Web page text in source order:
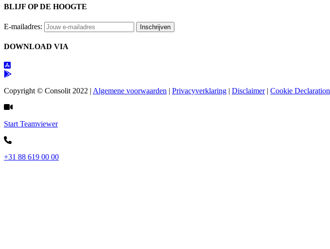
BLIJF OP DE HOOGTE
E-mailadres:
DOWNLOAD VIA
Copyright © Consolit 2022 | Algemene voorwaarden | Privacyverklaring | Disclaimer| Cookie Declaration
Start Teamviewer
+31 88 619 00 00